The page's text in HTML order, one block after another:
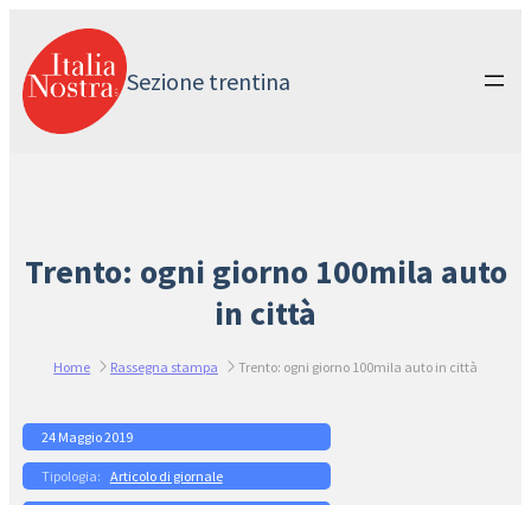
contenuto
Sezione trentina
Trento: ogni giorno 100mila auto
in città
Home Rassegna stampa Trento: ogni giorno 100mila auto in città
24 Maggio 2019
Articolo di giornale